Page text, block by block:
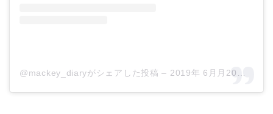
@mackey_diaryがシェアした投稿 – 2019年 6月月20日午前4時14分PDT